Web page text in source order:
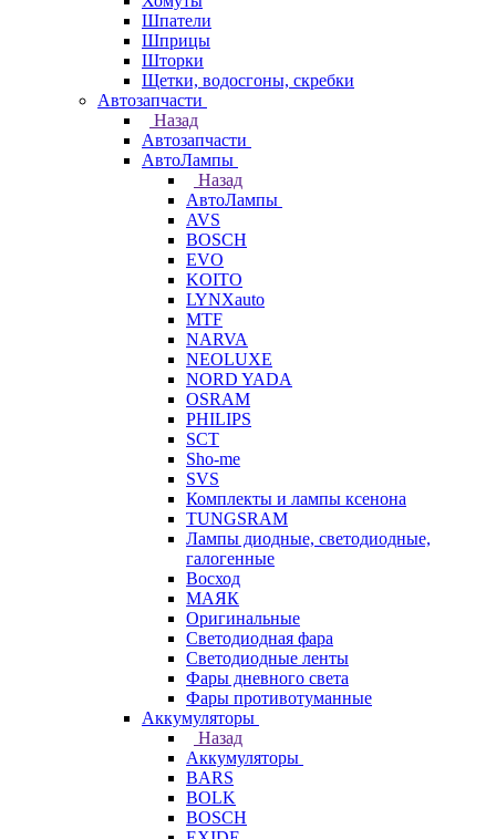
Шпатели
Шприцы
Шторки
Щетки, водосгоны, скребки
Автозапчасти
Назад
Автозапчасти
АвтоЛампы
Назад
АвтоЛампы
AVS
BOSCH
EVO
KOITO
LYNXauto
MTF
NARVA
NEOLUXE
NORD YADA
OSRAM
PHILIPS
SCT
Sho-me
SVS
Комплекты и лампы ксенона
TUNGSRAM
Лампы диодные, светодиодные,
галогенные
Восход
МАЯК
Оригинальные
Светодиодная фара
Светодиодные ленты
Фары дневного света
Фары противотуманные
Аккумуляторы
Назад
Аккумуляторы
BARS
BOLK
BOSCH